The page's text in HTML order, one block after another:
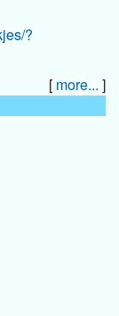
[ more... ]